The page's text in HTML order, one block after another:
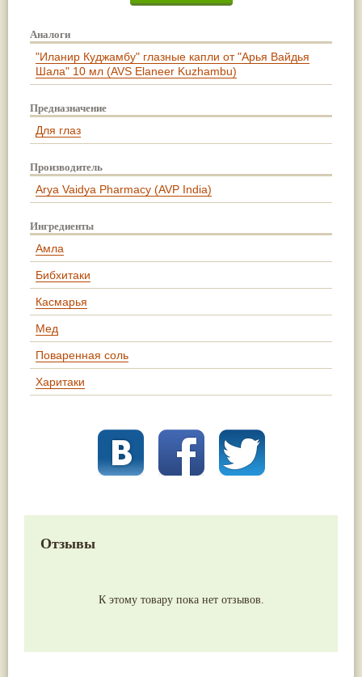
Аналоги
"Иланир Куджамбу" глазные капли от "Арья Вайдья
Шала" 10 мл (AVS Elaneer Kuzhambu)
Предназначение
Для глаз
Производитель
Arya Vaidya Pharmacy (AVP India)
Ингредиенты
Амла
Бибхитаки
Касмарья
Мед
Поваренная соль
Харитаки
Отзывы
К этому товару пока нет отзывов.